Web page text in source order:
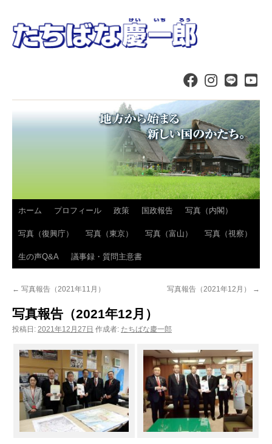
コ
ン
テ
へ
ス
キ
ッ
ホーム プロフィール 政策 国政報告 写真（内閣）
写真（復興庁） 写真（東京） 写真（富山） 写真（視察）
生の声Q&A 議事録・質問主意書
← 写真報告（2021年11月） 写真報告（2021年12月） →
写真報告（2021年12月）
投稿日: 2021年12月27日 作成者: たちばな慶一郎